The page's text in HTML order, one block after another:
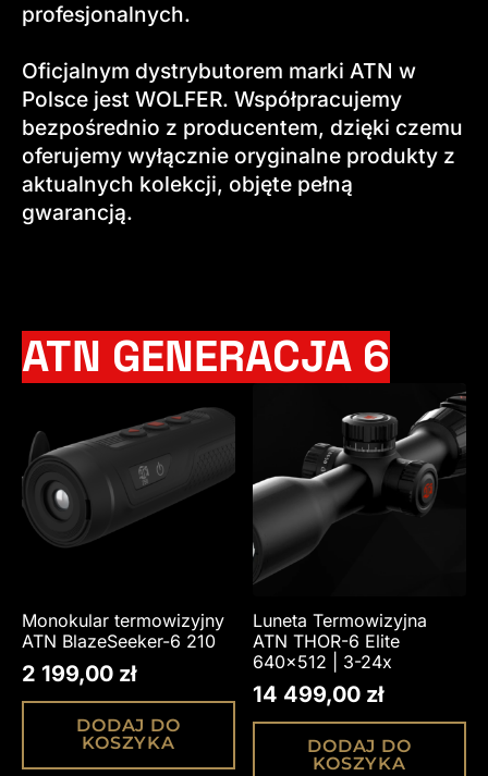
profesjonalnych.
Oficjalnym dystrybutorem marki ATN w
Polsce jest WOLFER. Współpracujemy
bezpośrednio z producentem, dzięki czemu
oferujemy wyłącznie oryginalne produkty z
aktualnych kolekcji, objęte pełną
gwarancją.
ATN GENERACJA 6
Monokular termowizyjny
ATN BlazeSeeker-6 210
2 199,00 zł
DODAJ DO
KOSZYKA
Luneta Termowizyjna
ATN THOR-6 Elite
640×512 | 3-24x
14 499,00 zł
DODAJ DO
KOSZYKA